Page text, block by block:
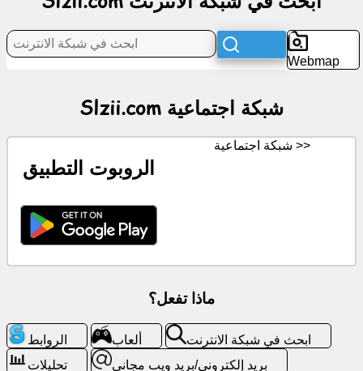
الدردشة
ألعاب
ابحث
شبكة
الانترنت
إلكتروني/
بريد
ويب
Webmap
Slzii.com شبكة اجتماعية
الروبوت التطبيق
شبكة اجتماعية >>
ماذا تفعل؟
الروابط ألعاب
ابحث في شبكة الانترنت
تحليلات
بريد إلكتروني/بريد ويب مجاني